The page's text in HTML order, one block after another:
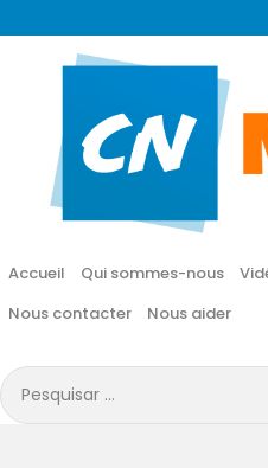
Accueil Qui sommes-nous
Nous contacter
Nous aider
Pesquisar
por:
CN
Une vie